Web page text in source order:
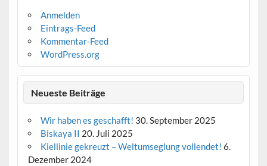
Anmelden
Eintrags-Feed
Kommentar-Feed
WordPress.org
Neueste Beiträge
Wir haben es geschafft! 30. September 2025
Biskaya II 20. Juli 2025
Kiellinie gekreuzt – Weltumseglung vollendet! 6.
Dezember 2024